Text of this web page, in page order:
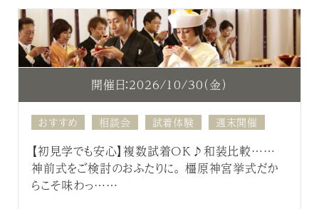
開催日：2026/10/30（金）
おすすめ 相談会 試着体験 週末開催
【初見学でも安心】複数試着OK♪和装比較……
神前式をご検討のおふたりに。 橿原神宮挙式だか
らこそ味わっ……